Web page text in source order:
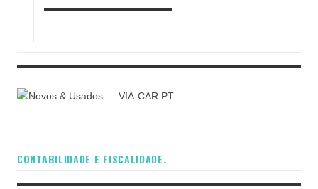
CONTABILIDADE E FISCALIDADE.